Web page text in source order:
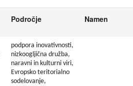
COVID19
Road Trip po Sloveniji
Področje Namen
podpora inovativnosti,
nizkoogljična družba,
naravni in kulturni viri,
Evropsko teritorialno
sodelovanje,